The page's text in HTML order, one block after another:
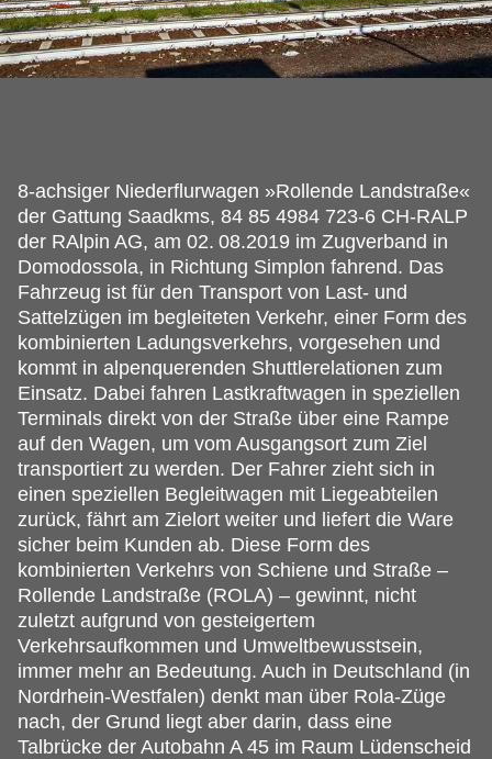
8-achsiger Niederflurwagen »Rollende Landstraße«
der Gattung Saadkms, 84 85 4984 723-6 CH-RALP
der RAlpin AG, am 02. 08.2019 im Zugverband in
Domodossola, in Richtung Simplon fahrend. Das
Fahrzeug ist für den Transport von Last- und
Sattelzügen im begleiteten Verkehr, einer Form des
kombinierten Ladungsverkehrs, vorgesehen und
kommt in alpenquerenden Shuttlerelationen zum
Einsatz. Dabei fahren Lastkraftwagen in speziellen
Terminals direkt von der Straße über eine Rampe
auf den Wagen, um vom Ausgangsort zum Ziel
transportiert zu werden. Der Fahrer zieht sich in
einen speziellen Begleitwagen mit Liegeabteilen
zurück, fährt am Zielort weiter und liefert die Ware
sicher beim Kunden ab. Diese Form des
kombinierten Verkehrs von Schiene und Straße –
Rollende Landstraße (ROLA) – gewinnt, nicht
zuletzt aufgrund von gesteigertem
Verkehrsaufkommen und Umweltbewusstsein,
immer mehr an Bedeutung. Auch in Deutschland (in
Nordrhein-Westfalen) denkt man über Rola-Züge
nach, der Grund liegt aber darin, dass eine
Talbrücke der Autobahn A 45 im Raum Lüdenscheid